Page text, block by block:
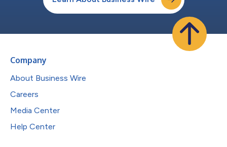
Company
About Business Wire
Careers
Media Center
Help Center